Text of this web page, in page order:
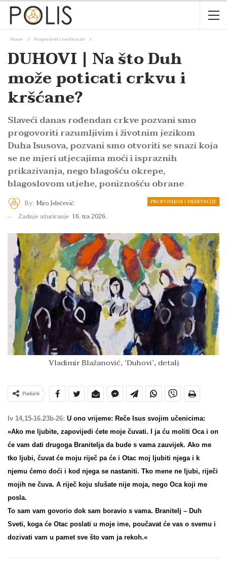
Home Propovijedi i meditacije
DUHOVI | Na što Duh
može poticati crkvu i
kršćane?
Slaveći danas rođendan crkve pozvani smo
progovoriti razumljivim i životnim jezikom
Duha Isusova, pozvani smo otvoriti se snazi koja
se ne mjeri utjecajima moći i ispraznih
prikazivanja, nego blagošću okrepe,
blagoslovom utjehe, poniznošću obrane
PROPOVIJEDI I MEDITACIJE
By: Miro Jelečević
Zadnje ažuriranje 16. tra 2026.
Vladimir Blažanović, ‘Duhovi’, detalj
Podijeli
Iv 14,15-16.23b-26: U ono vrijeme: Reče Isus svojim učenicima:
»Ako me ljubite, zapovijedi ćete moje čuvati. I ja ću moliti Oca i on
će vam dati drugoga Branitelja da bude s vama zauvijek. Ako me
tko ljubi, čuvat će moju riječ pa će i Otac moj ljubiti njega i k
njemu ćemo doći i kod njega se nastaniti. Tko mene ne ljubi, riječi
mojih ne čuva. A riječ koju slušate nije moja, nego Oca koji me
posla.
To sam vam govorio dok sam boravio s vama. Branitelj – Duh
Sveti, koga će Otac poslati u moje ime, poučavat će vas o svemu i
dozivati vam u pamet sve što vam ja rekoh.«